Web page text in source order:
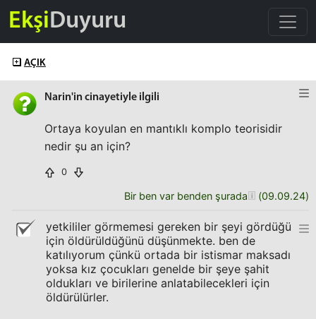
EkşiDuyuru
AÇIK
Narin'in cinayetiyle ilgili
Ortaya koyulan en mantıklı komplo teorisidir
nedir şu an için?
0
Bir ben var benden şurada (09.09.24)
yetkililer görmemesi gereken bir şeyi gördüğü
için öldürüldüğünü düşünmekte. ben de
katılıyorum çünkü ortada bir istismar maksadı
yoksa kız çocukları genelde bir şeye şahit
oldukları ve birilerine anlatabilecekleri için
öldürülürler.